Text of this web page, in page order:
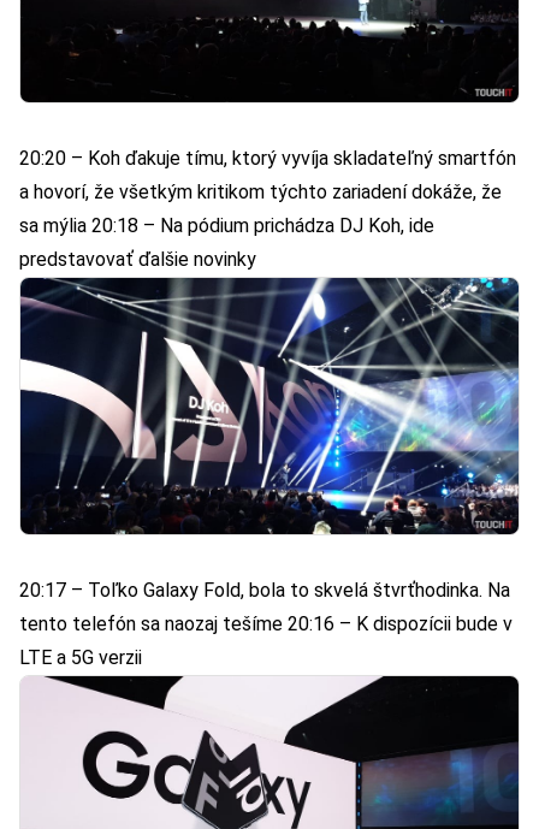
20:20 – Koh ďakuje tímu, ktorý vyvíja skladateľný smartfón
a hovorí, že všetkým kritikom týchto zariadení dokáže, že
sa mýlia 20:18 – Na pódium prichádza DJ Koh, ide
predstavovať ďalšie novinky
20:17 – Toľko Galaxy Fold, bola to skvelá štvrťhodinka. Na
tento telefón sa naozaj tešíme 20:16 – K dispozícii bude v
LTE a 5G verzii